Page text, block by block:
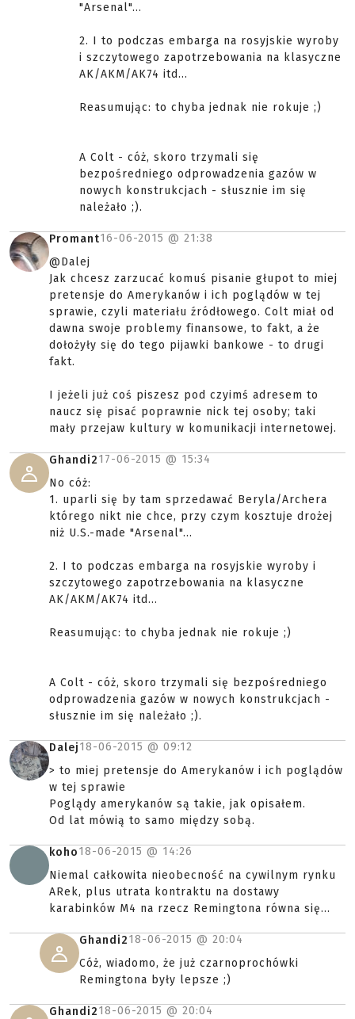
"Arsenal"...
2. I to podczas embarga na rosyjskie wyroby
i szczytowego zapotrzebowania na klasyczne
AK/AKM/AK74 itd...
Reasumując: to chyba jednak nie rokuje ;)
A Colt - cóż, skoro trzymali się
bezpośredniego odprowadzenia gazów w
nowych konstrukcjach - słusznie im się
należało ;).
Promant16-06-2015 @ 21:38
@Dalej
Jak chcesz zarzucać komuś pisanie głupot to miej
pretensje do Amerykanów i ich poglądów w tej
sprawie, czyli materiału źródłowego. Colt miał od
dawna swoje problemy finansowe, to fakt, a że
dołożyły się do tego pijawki bankowe - to drugi
fakt.
I jeżeli już coś piszesz pod czyimś adresem to
naucz się pisać poprawnie nick tej osoby; taki
mały przejaw kultury w komunikacji internetowej.
Ghandi217-06-2015 @ 15:34
No cóż:
1. uparli się by tam sprzedawać Beryla/Archera
którego nikt nie chce, przy czym kosztuje drożej
niż U.S.-made "Arsenal"...
2. I to podczas embarga na rosyjskie wyroby i
szczytowego zapotrzebowania na klasyczne
AK/AKM/AK74 itd...
Reasumując: to chyba jednak nie rokuje ;)
A Colt - cóż, skoro trzymali się bezpośredniego
odprowadzenia gazów w nowych konstrukcjach -
słusznie im się należało ;).
Dalej18-06-2015 @ 09:12
> to miej pretensje do Amerykanów i ich poglądów
w tej sprawie
Poglądy amerykanów są takie, jak opisałem.
Od lat mówią to samo między sobą.
koho18-06-2015 @ 14:26
Niemal całkowita nieobecność na cywilnym rynku
ARek, plus utrata kontraktu na dostawy
karabinków M4 na rzecz Remingtona równa się...
Ghandi218-06-2015 @ 20:04
Cóż, wiadomo, że już czarnoprochówki
Remingtona były lepsze ;)
Ghandi218-06-2015 @ 20:04